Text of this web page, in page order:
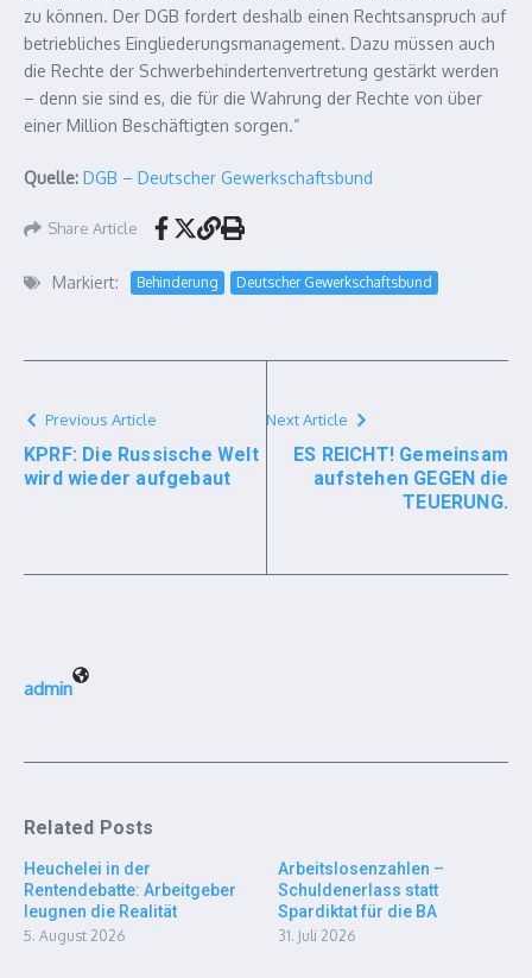
zu können. Der DGB fordert deshalb einen Rechtsanspruch auf
betriebliches Eingliederungsmanagement. Dazu müssen auch
die Rechte der Schwerbehindertenvertretung gestärkt werden
– denn sie sind es, die für die Wahrung der Rechte von über
einer Million Beschäftigten sorgen.“
Quelle: DGB – Deutscher Gewerkschaftsbund
Share Article
Markiert: Behinderung Deutscher Gewerkschaftsbund
Previous Article
KPRF: Die Russische Welt
wird wieder aufgebaut
Next Article
ES REICHT! Gemeinsam
aufstehen GEGEN die
TEUERUNG.
admin
Related Posts
Heuchelei in der
Rentendebatte: Arbeitgeber
leugnen die Realität
5. August 2026
Arbeitslosenzahlen –
Schuldenerlass statt
Spardiktat für die BA
31. Juli 2026